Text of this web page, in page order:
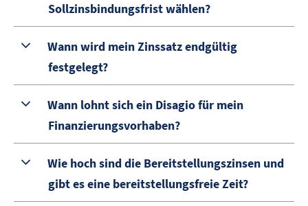
Sollzinsbindungsfrist wählen?
Wann wird mein Zinssatz endgültig
festgelegt?
Wann lohnt sich ein Disagio für mein
Finanzierungsvorhaben?
Wie hoch sind die Bereitstellungszinsen und
gibt es eine bereitstellungsfreie Zeit?